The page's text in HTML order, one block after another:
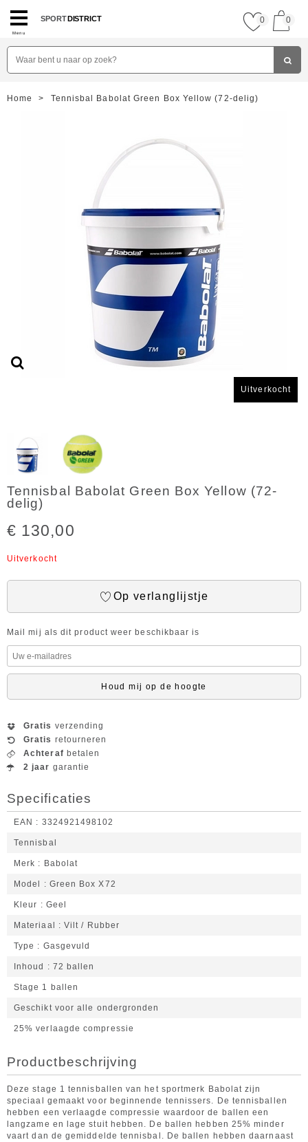
Menu
SPORTDISTRICT 0 0
Home > Tennisbal Babolat Green Box Yellow (72-delig)
Uitverkocht
Tennisbal Babolat Green Box Yellow (72-
delig)
€ 130,00
Uitverkocht
Op verlanglijstje
Mail mij als dit product weer beschikbaar is
Houd mij op de hoogte
Gratis verzending
Gratis retourneren
Achteraf betalen
2 jaar garantie
Specificaties
EAN 3324921498102
Tennisbal
Merk Babolat
Model Green Box X72
Kleur Geel
Materiaal Vilt / Rubber
Type Gasgevuld
Inhoud 72 ballen
Stage 1 ballen
Geschikt voor alle ondergronden
25% verlaagde compressie
Productbeschrijving
Deze stage 1 tennisballen van het sportmerk Babolat zijn
speciaal gemaakt voor beginnende tennissers. De tennisballen
hebben een verlaagde compressie waardoor de ballen een
langzame en lage stuit hebben. De ballen hebben 25% minder
vaart dan de gemiddelde tennisbal. De ballen hebben daarnaast